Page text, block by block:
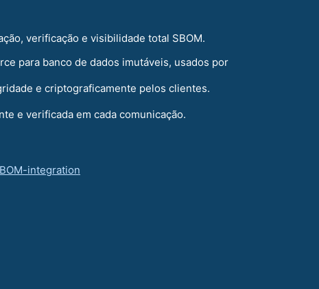
verificação e visibilidade total SBOM.
para banco de dados imutáveis, usados por
e criptograficamente pelos clientes.
e verificada em cada comunicação.
integration